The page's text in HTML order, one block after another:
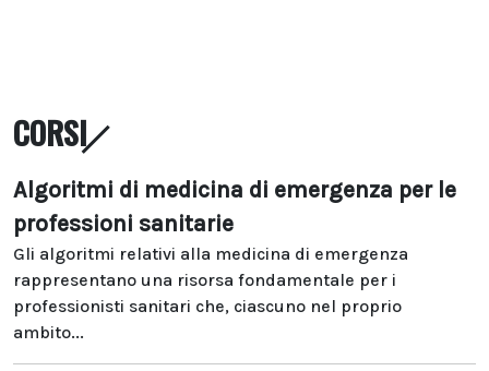
CORSI
Algoritmi di medicina di emergenza per le
professioni sanitarie
Gli algoritmi relativi alla medicina di emergenza
rappresentano una risorsa fondamentale per i
professionisti sanitari che, ciascuno nel proprio
ambito...